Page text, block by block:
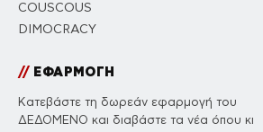
COUSCOUS
DIMOCRACY
//ΕΦΑΡΜΟΓΗ
Κατεβάστε τη δωρεάν εφαρμογή του
ΔΕΔΟΜΕΝΟ και διαβάστε τα νέα όπου κι